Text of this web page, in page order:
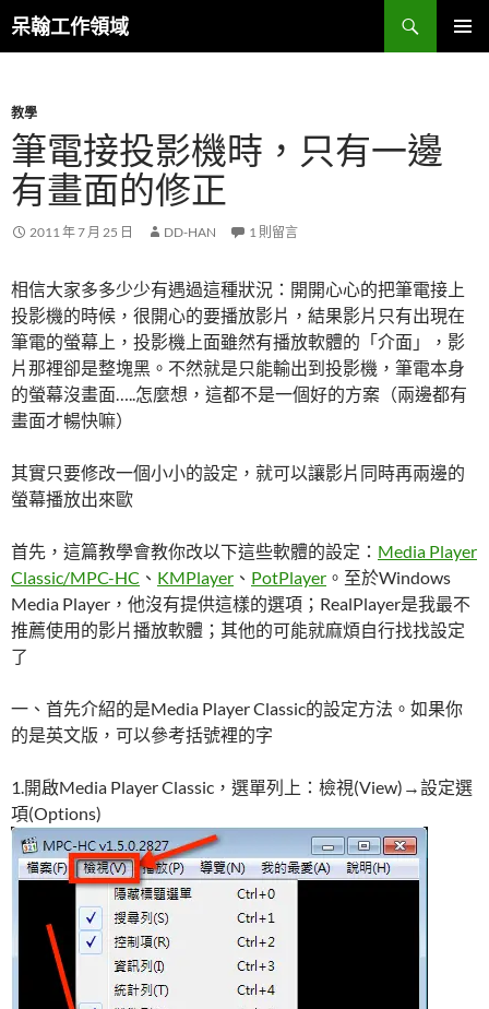
跳
至
內
容
呆翰工作領域
搜
尋
教學
筆電接投影機時，只有一邊
有畫面的修正
2011 年 7 月 25 日 DD-HAN 1 則留言
相信大家多多少少有遇過這種狀況：開開心心的把筆電接上
投影機的時候，很開心的要播放影片，結果影片只有出現在
筆電的螢幕上，投影機上面雖然有播放軟體的「介面」，影
片那裡卻是整塊黑。不然就是只能輸出到投影機，筆電本身
的螢幕沒畫面…..怎麼想，這都不是一個好的方案（兩邊都有
畫面才暢快嘛）
其實只要修改一個小小的設定，就可以讓影片同時再兩邊的
螢幕播放出來歐
首先，這篇教學會教你改以下這些軟體的設定： Media Player
Classic/MPC-HC 、 KMPlayer 、 PotPlayer 。至於Windows
Media Player，他沒有提供這樣的選項；RealPlayer是我最不
推薦使用的影片播放軟體；其他的可能就麻煩自行找找設定
了
一、首先介紹的是Media Player Classic的設定方法。如果你
的是英文版，可以參考括號裡的字
1.開啟Media Player Classic，選單列上：檢視(View)→設定選
項(Options)